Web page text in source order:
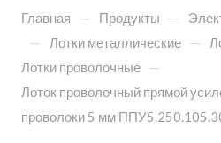
Главная — Продукты —
— Лотки металлические —
Лотки проволочные —
Лоток проволочный прямой
проволоки 5 мм